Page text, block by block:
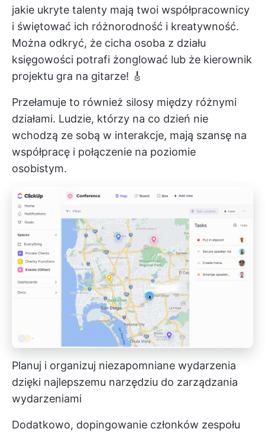
jakie ukryte talenty mają twoi współpracownicy
i świętować ich różnorodność i kreatywność.
Można odkryć, że cicha osoba z działu
księgowości potrafi żonglować lub że kierownik
projektu gra na gitarze! 🎸
Przełamuje to również silosy między różnymi
działami. Ludzie, którzy na co dzień nie
wchodzą ze sobą w interakcje, mają szansę na
współpracę i połączenie na poziomie
osobistym.
Planuj i organizuj niezapomniane wydarzenia
dzięki najlepszemu narzędziu do zarządzania
wydarzeniami
Dodatkowo, dopingowanie członków zespołu